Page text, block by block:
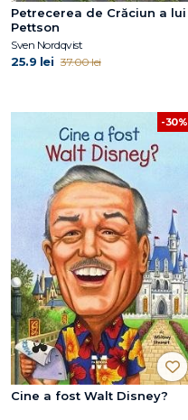
Petrecerea de Crăciun a lui
Pettson
Sven Nordqvist
25.9 lei 37.00 lei
-30%
Cine a fost Walt Disney?